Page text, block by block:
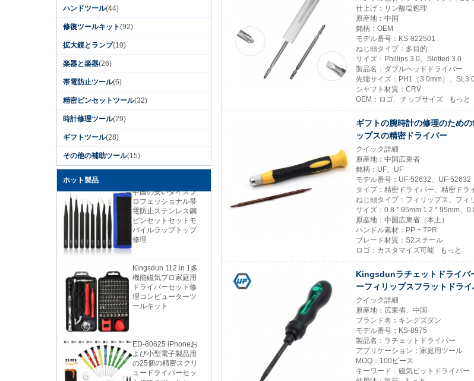
ハンドツール(44)
修復ツールキット(92)
拡大鏡とランプ(10)
楽器と楽器(26)
帯電防止ツール(6)
精密ピンセットツール(32)
時計修理ツール(29)
ギフトツール(28)
その他の補助ツール(15)
ホット製品
Kingsdun 12ピース
磁気スクリュードラ
Kingsdun 2019 DIY
ロフェッショナル帯
電防止ステンレス鋼
ピンセットセットモ
バイルラップトップ
修理
機能磁気プロ家庭用
ドライバーセット修
理コンピューターツ
ールキット
よび小型電子製品用
の25個の精密スクリ
ュードライバーセッ
トのてこツールセッ
仕上げ：リン酸塩処理
原産地：中国
銘柄：OEM
モデル番号：KS-822501
ねじ頭タイプ：多目的
サイズ：Phillips 3.0、Slotted 3.0
製品名：ダブルヘッドドライバー
先端サイズ：PH1（3.0mm）、
シャフト材質：CRV
OEM：ロゴ、チップサイズ
もっと
ギフトの腕時計の修理のため
ップスの精密ドライバー
クイック詳細
原産地：中国広東省
銘柄：UF、UF
モデル番号：UF-52632、UF-52632
タイプ：精密ドライバー、精密ドラ
ねじ頭タイプ：フィリップス、フィ
サイズ：0.8 * 95mm 1.2 * 95mm、
原産地：中国広東省（本土）
ハンドル素材：PP + TPR
ブレード材質：S2スチール
ロゴ：カスタマイズ可能
もっと
Kingsdunラチェットドライバ
ーフィリップスフラットドラ
クイック詳細
原産地：広東省、中国
ブランド名：キングズダン
モデル番号：KS-8975
製品名：ラチェットドライバー
アプリケーション：家庭用ツール
MOQ：100ピース
キーワード：磁気ビットドライバー